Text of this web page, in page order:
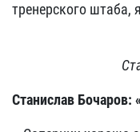
тренерского
Станислав Бочаров: